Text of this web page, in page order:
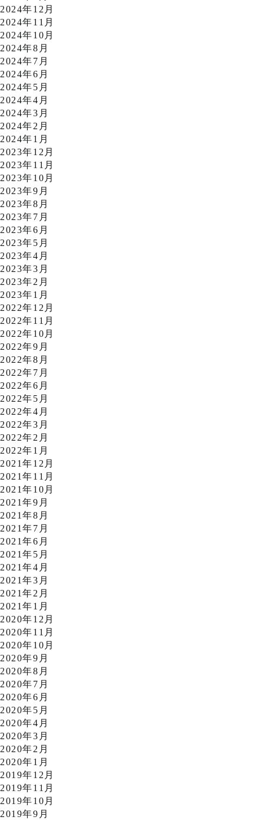
2024年12月
2024年11月
2024年10月
2024年8月
2024年7月
2024年6月
2024年5月
2024年4月
2024年3月
2024年2月
2024年1月
2023年12月
2023年11月
2023年10月
2023年9月
2023年8月
2023年7月
2023年6月
2023年5月
2023年4月
2023年3月
2023年2月
2023年1月
2022年12月
2022年11月
2022年10月
2022年9月
2022年8月
2022年7月
2022年6月
2022年5月
2022年4月
2022年3月
2022年2月
2022年1月
2021年12月
2021年11月
2021年10月
2021年9月
2021年8月
2021年7月
2021年6月
2021年5月
2021年4月
2021年3月
2021年2月
2021年1月
2020年12月
2020年11月
2020年10月
2020年9月
2020年8月
2020年7月
2020年6月
2020年5月
2020年4月
2020年3月
2020年2月
2020年1月
2019年12月
2019年11月
2019年10月
2019年9月